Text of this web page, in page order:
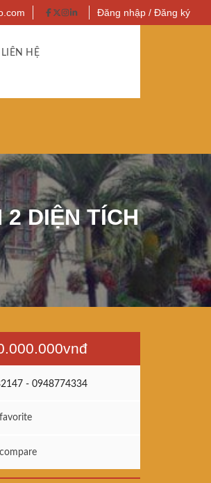
Đăng nhập / Đăng ký
LIÊN HỆ
DIỆN TÍCH
- 0948774334